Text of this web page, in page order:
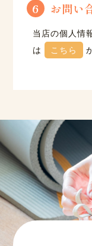
6 お問い
当店の個人情
は
こちら